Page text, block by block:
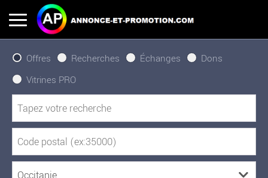
Offres Recherches Échanges
Dons
Vitrines PRO